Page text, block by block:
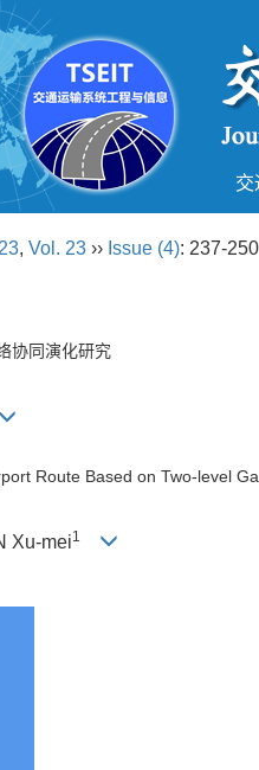
交
, Vol. 23 ›› Issue (4): 237-
协同演化研究
Route Based on Two-level
Xu-mei1